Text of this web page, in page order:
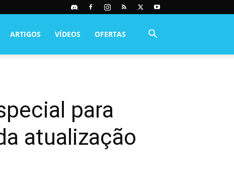
ARTIGOS VÍDEOS OFERTAS
para
atualização